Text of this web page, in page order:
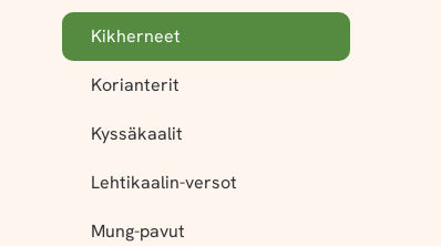
Kikherneet
Korianterit
Kyssäkaalit
Lehtikaalin-versot
Mung-pavut